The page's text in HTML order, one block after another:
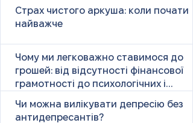
Страх чистого аркуша: коли почати
найважче
Чому ми легковажно ставимося до
грошей: від відсутності фінансової
грамотності до психологічних і
Чи можна вилікувати депресію без
антидепресантів?